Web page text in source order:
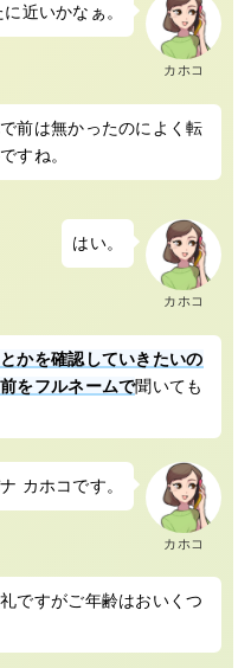
カホコ
近いかなぁ。
前は無かったのによく転
すね。
カホコ
はい。
かを確認していきたいの
をフルネームで聞いても
カホコ
カホコです。
ですがご年齢はおいくつ